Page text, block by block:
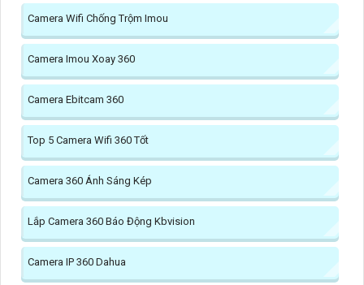
Camera Wifi Chống Trộm Imou
Camera Imou Xoay 360
Camera Ebitcam 360
Top 5 Camera Wifi 360 Tốt
Camera 360 Ánh Sáng Kép
Lắp Camera 360 Báo Động Kbvision
Camera IP 360 Dahua